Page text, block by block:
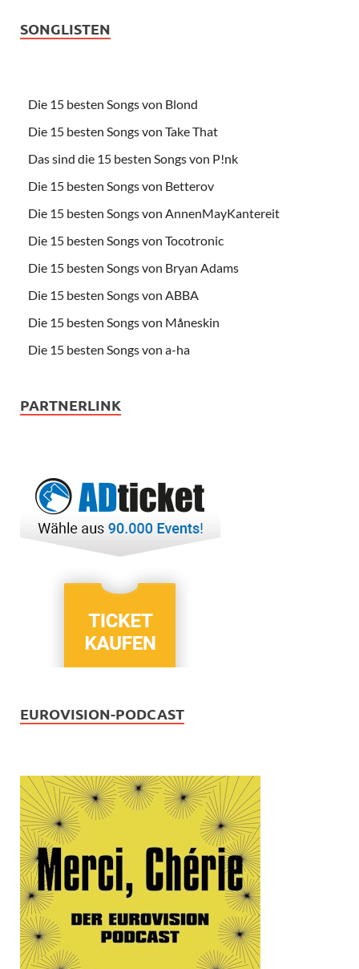
SONGLISTEN
Die 15 besten Songs von Blond
Die 15 besten Songs von Take That
Das sind die 15 besten Songs von P!nk
Die 15 besten Songs von Betterov
Die 15 besten Songs von AnnenMayKantereit
Die 15 besten Songs von Tocotronic
Die 15 besten Songs von Bryan Adams
Die 15 besten Songs von ABBA
Die 15 besten Songs von Måneskin
Die 15 besten Songs von a-ha
PARTNERLINK
EUROVISION-PODCAST